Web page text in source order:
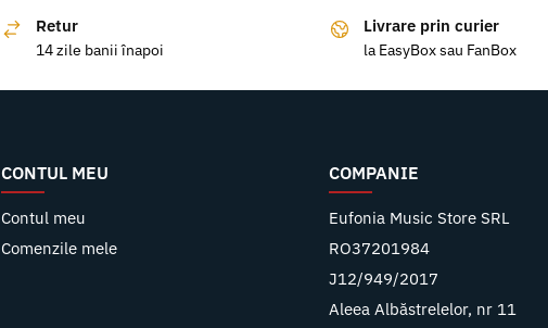
Retur
14 zile banii înapoi
Livrare prin curier
la EasyBox sau FanBox
CONTUL MEU
Contul meu
Comenzile mele
COMPANIE
Eufonia Music Store SRL
RO37201984
J12/949/2017
Aleea Albăstrelelor, nr 11